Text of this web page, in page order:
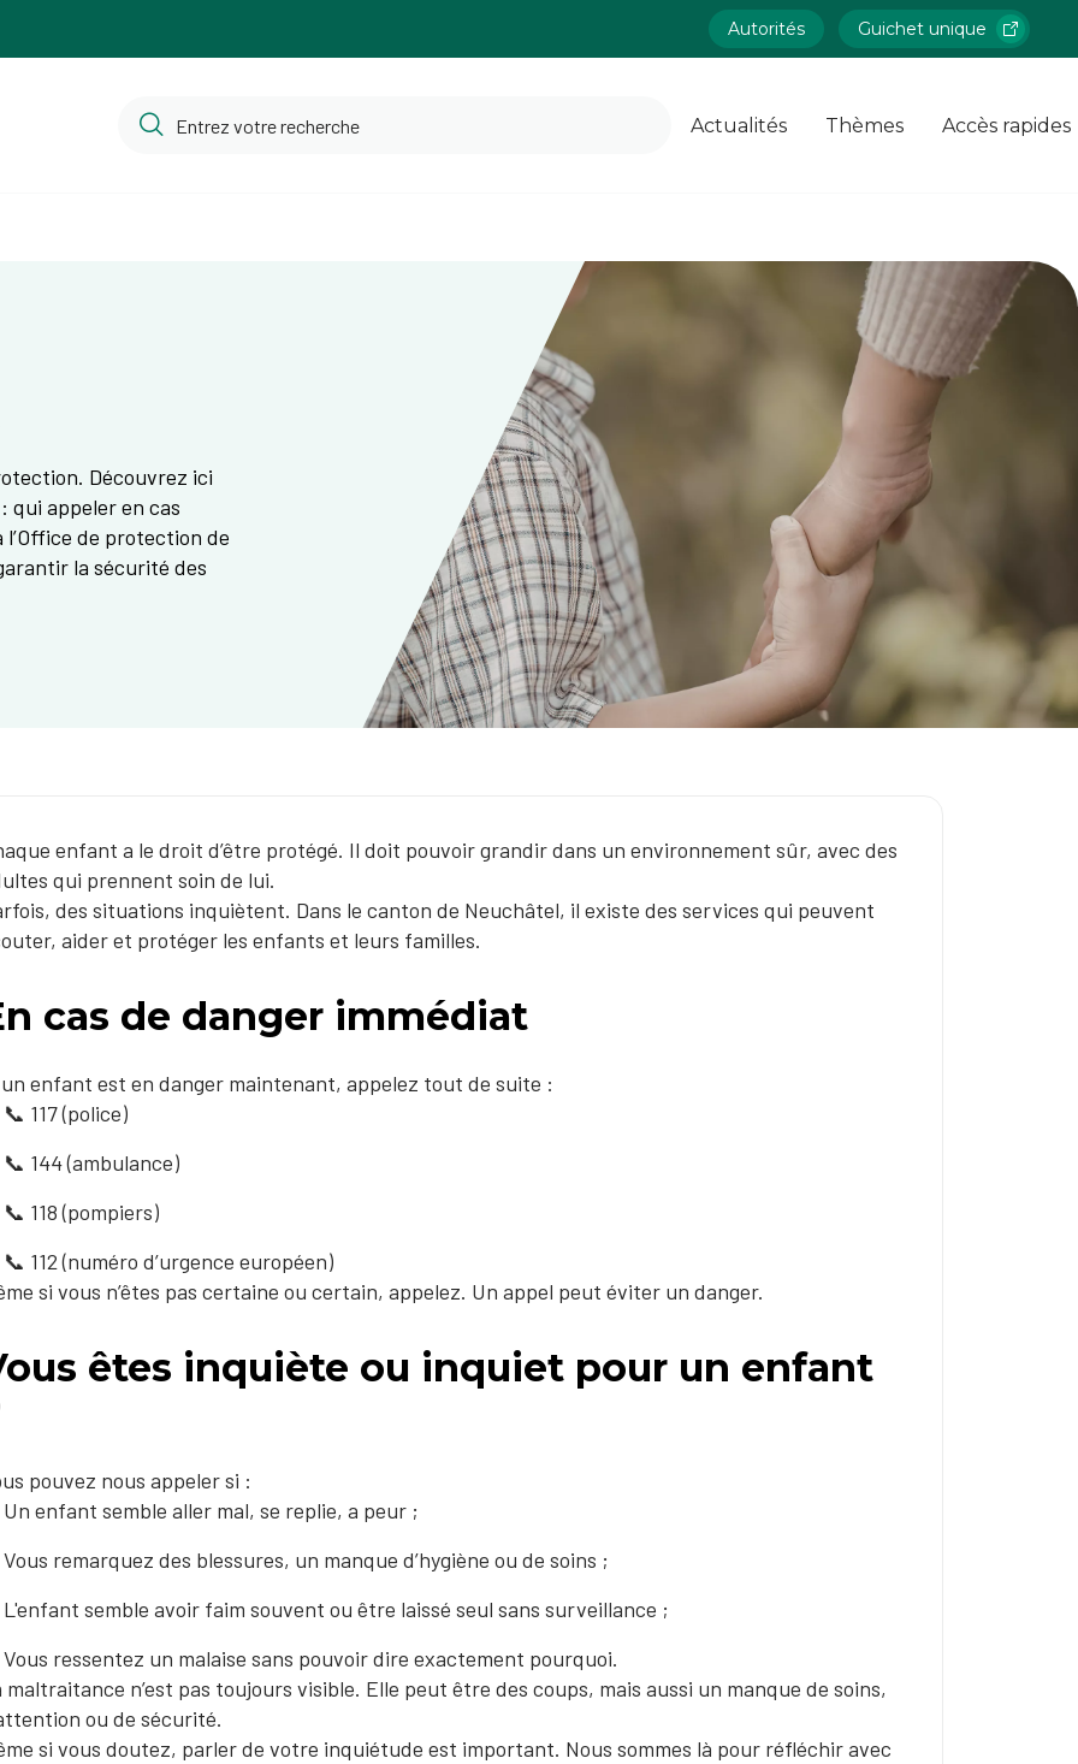
Autorités Guichet unique
Actualités Thèmes Accès rapides
Découvrez ici
qui appeler en cas
de protection de
la sécurité des
enfant a le droit d’être protégé. Il doit pouvoir grandir dans un environnement sûr, avec des
qui prennent soin de lui.
des situations inquiètent. Dans le canton de Neuchâtel, il existe des services qui peuvent
aider et protéger les enfants et leurs familles.
cas de danger immédiat
enfant est en danger maintenant, appelez tout de suite :
📞 117 (police)
📞 144 (ambulance)
📞 118 (pompiers)
📞 112 (numéro d’urgence européen)
si vous n’êtes pas certaine ou certain, appelez. Un appel peut éviter un danger.
êtes inquiète ou inquiet pour un enfant
pouvez nous appeler si :
Un enfant semble aller mal, se replie, a peur ;
Vous remarquez des blessures, un manque d’hygiène ou de soins ;
L'enfant semble avoir faim souvent ou être laissé seul sans surveillance ;
Vous ressentez un malaise sans pouvoir dire exactement pourquoi.
maltraitance n’est pas toujours visible. Elle peut être des coups, mais aussi un manque de soins,
ou de sécurité.
si vous doutez, parler de votre inquiétude est important. Nous sommes là pour réfléchir avec